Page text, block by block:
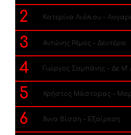
2 Κατερίνα Λιόλιου –
3 Αντώνης Ρέμος – Δευτέρα
4 Γιώργος Σαμπάνης – Δε
5 Χρήστος Μάστορας –
6 Άννα Βίσση – Εξαίρεση